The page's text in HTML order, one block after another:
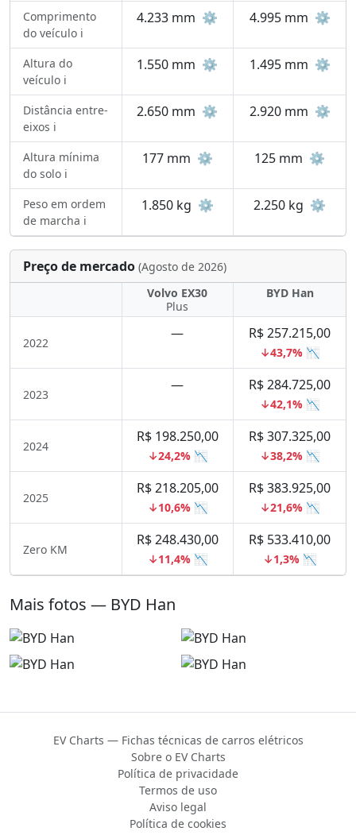
Comprimento
do veículo ℹ️
4.233 mm ⚙️ 4.995 mm ⚙️
Altura do
veículo ℹ️
1.550 mm ⚙️ 1.495 mm ⚙️
Distância entre-
eixos ℹ️
2.650 mm ⚙️ 2.920 mm ⚙️
Altura mínima
do solo ℹ️
177 mm ⚙️ 125 mm ⚙️
Peso em ordem
de marcha ℹ️
1.850 kg ⚙️ 2.250 kg ⚙️
Preço de mercado (Agosto de 2026)
Volvo EX30
Plus
BYD Han
2022
— R$ 257.215,00
↓43,7% 📉
2023
— R$ 284.725,00
↓42,1% 📉
2024
R$ 198.250,00
↓24,2% 📉
R$ 307.325,00
↓38,2% 📉
2025
R$ 218.205,00
↓10,6% 📉
R$ 383.925,00
↓21,6% 📉
Zero KM
R$ 248.430,00
↓11,4% 📉
R$ 533.410,00
↓1,3% 📉
Mais fotos — BYD Han
EV Charts — Fichas técnicas de carros elétricos
Sobre o EV Charts
Política de privacidade
Termos de uso
Aviso legal
Política de cookies